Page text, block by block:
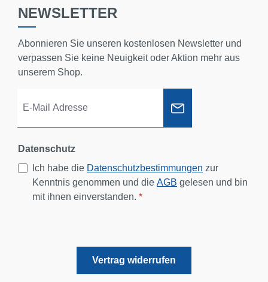
NEWSLETTER
Abonnieren Sie unseren kostenlosen Newsletter und
verpassen Sie keine Neuigkeit oder Aktion mehr aus
unserem Shop.
Datenschutz
Ich habe die Datenschutzbestimmungen zur
Kenntnis genommen und die AGB gelesen und bin
mit ihnen einverstanden. *
Vertrag widerrufen